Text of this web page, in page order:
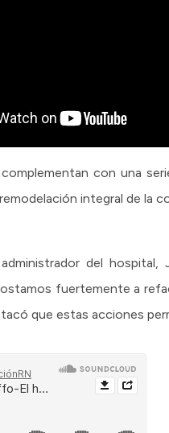
con una
integral de la
del
fuertemente a
que estas acciones